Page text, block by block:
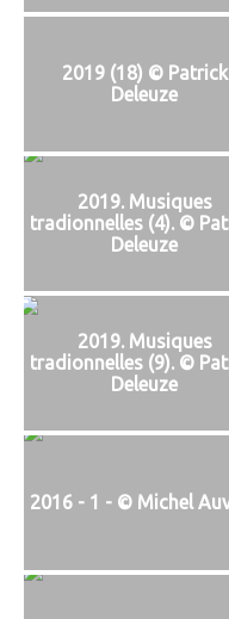
2019 (18) © Patrick
Deleuze
2019. Musiques
tradionnelles (4). ©
Deleuze
2019. Musiques
tradionnelles (9). ©
Deleuze
2016 - 1 - © Michel